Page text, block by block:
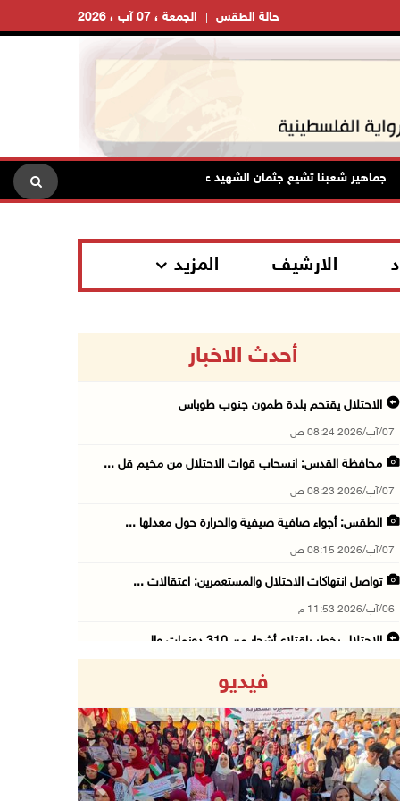
الجمعة ، 07 آب ، 2026 حالة الطقس
جماهير شعبنا تشيع جثمان الشهيد علاء صبيح في تياسير الرئيس
الارشيف المزيد
أحدث الاخبار
الاحتلال يقتحم بلدة طمون جنوب طوباس
07/آب/2026 08:24 ص
محافظة القدس: انسحاب قوات الاحتلال من مخيم قل ...
07/آب/2026 08:23 ص
الطقس: أجواء صافية صيفية والحرارة حول معدلها ...
07/آب/2026 08:15 ص
تواصل انتهاكات الاحتلال والمستعمرين: اعتقالات ...
06/آب/2026 11:53 م
الاحتلال يخطر باقتلاع أشجار من 310 دونمات وال ...
06/آب/2026 10:49 م
48 إصابة منذ بدء عدوان الاحتلال على مخيم قلند ...
06/آب/2026 10:45 م
فيديو
Previous Next